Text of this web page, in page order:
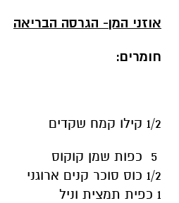
אוזני המן- הגרסה הבריאה
חומרים:
1/2 קילו קמח שקדים
כפות שמן קוקוס
1/2 כוס סוכר קנים ארוגני
1 כפית תמצית וניל